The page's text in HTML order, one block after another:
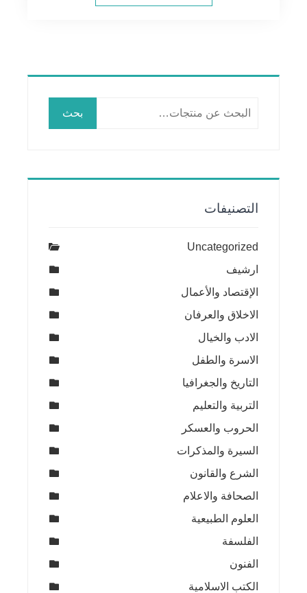
بحث
التصنيفات
Uncategorized
ارشيف
الإقتصاد والأعمال
الاخلاق والعرفان
الادب والخيال
الاسرة والطفل
التاريخ والجغرافيا
التربية والتعليم
الحروب والعسكر
السيرة والمذكرات
الشرع والقانون
الصحافة والاعلام
العلوم الطبيعية
الفلسفة
الفنون
الكتب الاسلامية